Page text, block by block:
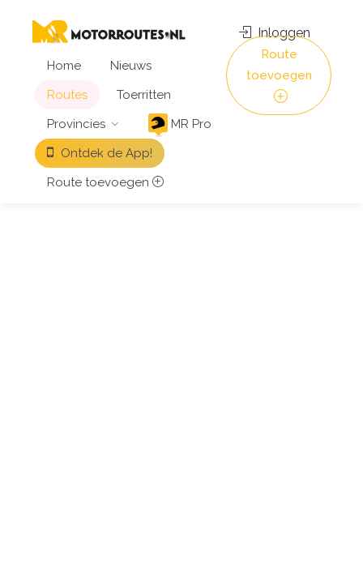
Home
Nieuws
Routes
Toerritten
Provincies
MR Pro
Ontdek de App!
Route toevoegen
Inloggen
Route
toevoegen